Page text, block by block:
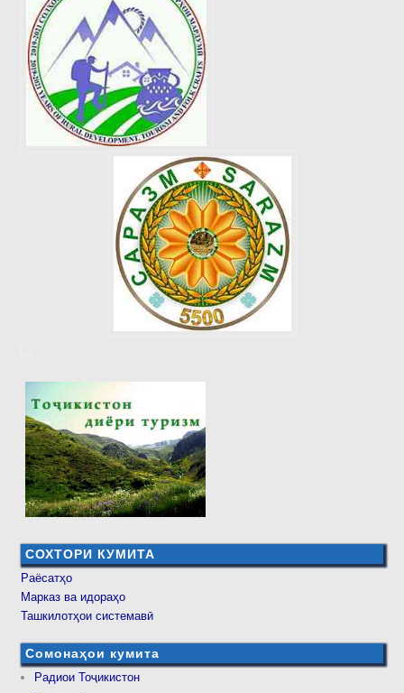
СОХТОРИ КУМИТА
Раёсатҳо
Марказ ва идораҳо
Ташкилотҳои системавӣ
Сомонаҳои кумита
Радиои Тоҷикистон